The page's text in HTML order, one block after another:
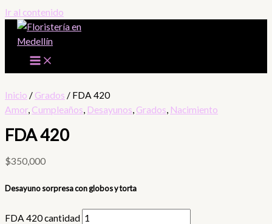
Ir al contenido
Inicio / Grados / FDA 420
Amor, Cumpleaños, Desayunos, Grados, Nacimiento
FDA 420
$350,000
Desayuno sorpresa con globos y torta
FDA 420 cantidad